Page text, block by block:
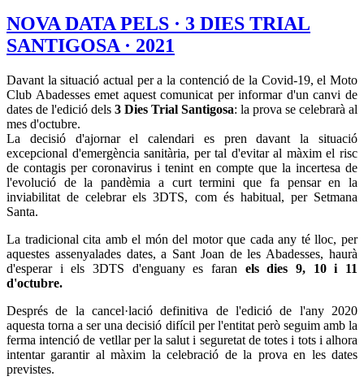
NOVA DATA PELS · 3 DIES TRIAL
SANTIGOSA · 2021
Davant la situació actual per a la contenció de la Covid-19, el Moto
Club Abadesses emet aquest comunicat per informar d'un canvi de
dates de l'edició dels 3 Dies Trial Santigosa: la prova se celebrarà al
mes d'octubre.
La decisió d'ajornar el calendari es pren davant la situació
excepcional d'emergència sanitària, per tal d'evitar al màxim el risc
de contagis per coronavirus i tenint en compte que la incertesa de
l'evolució de la pandèmia a curt termini que fa pensar en la
inviabilitat de celebrar els 3DTS, com és habitual, per Setmana
Santa.
La tradicional cita amb el món del motor que cada any té lloc, per
aquestes assenyalades dates, a Sant Joan de les Abadesses, haurà
d'esperar i els 3DTS d'enguany es faran els dies 9, 10 i 11
d'octubre.
Després de la cancel·lació definitiva de l'edició de l'any 2020
aquesta torna a ser una decisió difícil per l'entitat però seguim amb la
ferma intenció de vetllar per la salut i seguretat de totes i tots i alhora
intentar garantir al màxim la celebració de la prova en les dates
previstes.